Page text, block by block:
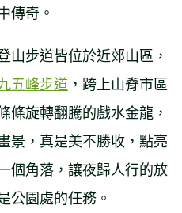
傳奇。
山步道皆位於近郊山區，
五峰步道 ，跨上山脊市區
條旋轉翻騰的戲水金龍，
景，真是美不勝收，點亮
個角落，讓夜歸人行的放
公園處的任務。